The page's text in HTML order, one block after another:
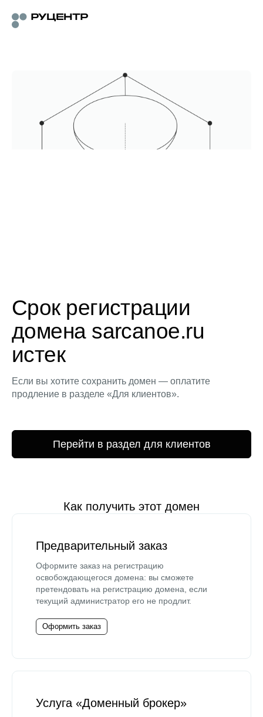
Срок регистрации
домена sarcanoe.ru
истек
Если вы хотите сохранить домен — оплатите
продление в разделе «Для клиентов».
Перейти в раздел для клиентов
Как получить этот домен
Предварительный заказ
Оформите заказ на регистрацию
освобождающегося домена: вы сможете
претендовать на регистрацию домена, если
текущий администратор его не продлит.
Оформить заказ
Услуга «Доменный брокер»